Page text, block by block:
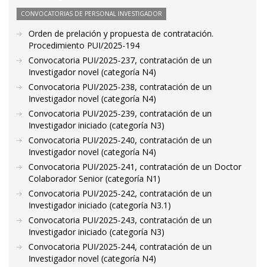
CONVOCATORIAS DE PERSONAL INVESTIGADOR
Orden de prelación y propuesta de contratación.
Procedimiento PUI/2025-194
Convocatoria PUI/2025-237, contratación de un
Investigador novel (categoría N4)
Convocatoria PUI/2025-238, contratación de un
Investigador novel (categoría N4)
Convocatoria PUI/2025-239, contratación de un
Investigador iniciado (categoría N3)
Convocatoria PUI/2025-240, contratación de un
Investigador novel (categoría N4)
Convocatoria PUI/2025-241, contratación de un Doctor
Colaborador Senior (categoría N1)
Convocatoria PUI/2025-242, contratación de un
Investigador iniciado (categoría N3.1)
Convocatoria PUI/2025-243, contratación de un
Investigador iniciado (categoría N3)
Convocatoria PUI/2025-244, contratación de un
Investigador novel (categoría N4)